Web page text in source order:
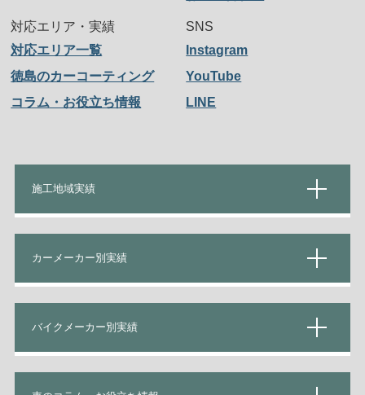
対応エリア・実績
対応エリア一覧
徳島のカーコーティング
コラム・お役立ち情報
SNS
Instagram
YouTube
LINE
施工地域実績
カーメーカー別実績
バイクメーカー別実績